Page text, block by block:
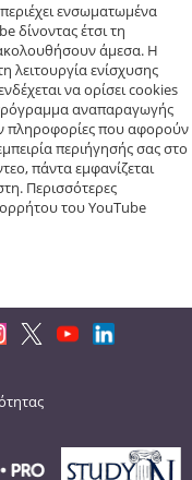
ενσωματωμένα
δίνοντας έτσι τη
άμεσα. Η
λειτουργία ενίσχυσης
να ορίσει cookies
αναπαραγωγής
πληροφορίες που αφορούν
περιήγησής σας στο
πάντα εμφανίζεται
Περισσότερες
του YouTube